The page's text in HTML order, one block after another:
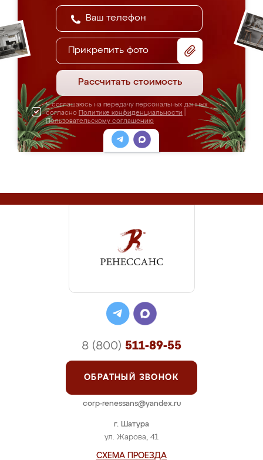
Прикрепить фото
Рассчитать стоимость
Я соглашаюсь на передачу персональных данных
согласно Политике конфиденциальности
Пользовательскому соглашению
г. Шатура
ул. Жарова, 41
СХЕМА ПРОЕЗДА
8 (800) 511-89-55
ОБРАТНЫЙ ЗВОНОК
corp-renessans@yandex.ru